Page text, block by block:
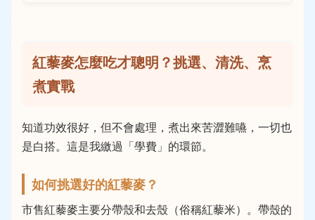
紅藜麥怎麼吃才聰明？挑選、清洗、烹
煮實戰
知道功效很好，但不會處理，煮出來苦澀難嚥，一切也
是白搭。這是我繳過「學費」的環節。
如何挑選好的紅藜麥？
市售紅藜麥主要分帶殼和去殼（俗稱紅藜米）。帶殼的